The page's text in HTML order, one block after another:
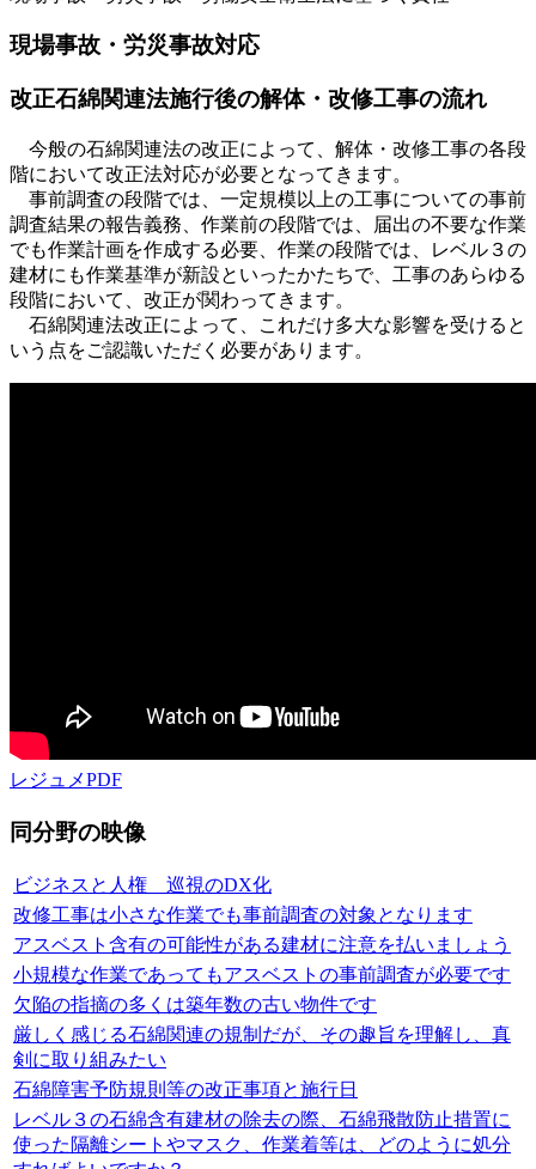
現場事故・労災事故対応
改正石綿関連法施行後の解体・改修工事の流れ
今般の石綿関連法の改正によって、解体・改修工事の各段
階において改正法対応が必要となってきます。
事前調査の段階では、一定規模以上の工事についての事前
調査結果の報告義務、作業前の段階では、届出の不要な作業
でも作業計画を作成する必要、作業の段階では、レベル３の
建材にも作業基準が新設といったかたちで、工事のあらゆる
段階において、改正が関わってきます。
石綿関連法改正によって、これだけ多大な影響を受けると
いう点をご認識いただく必要があります。
レジュメPDF
同分野の映像
ビジネスと人権 巡視のDX化
改修工事は小さな作業でも事前調査の対象となります
アスベスト含有の可能性がある建材に注意を払いましょう
小規模な作業であってもアスベストの事前調査が必要です
欠陥の指摘の多くは築年数の古い物件です
厳しく感じる石綿関連の規制だが、その趣旨を理解し、真
剣に取り組みたい
石綿障害予防規則等の改正事項と施行日
レベル３の石綿含有建材の除去の際、石綿飛散防止措置に
使った隔離シートやマスク、作業着等は、どのように処分